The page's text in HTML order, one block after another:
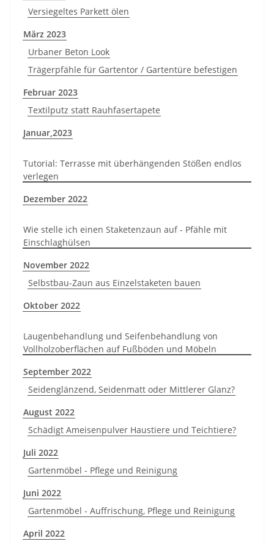
Versiegeltes Parkett ölen
März 2023
Urbaner Beton Look
Trägerpfähle für Gartentor / Gartentüre befestigen
Februar 2023
Textilputz statt Rauhfasertapete
Januar,2023
Tutorial: Terrasse mit überhängenden Stößen endlos
verlegen
Dezember 2022
Wie stelle ich einen Staketenzaun auf - Pfähle mit
Einschlaghülsen
November 2022
Selbstbau-Zaun aus Einzelstaketen bauen
Oktober 2022
Laugenbehandlung und Seifenbehandlung von
Vollholzoberflächen auf Fußböden und Möbeln
September 2022
Seidenglänzend, Seidenmatt oder Mittlerer Glanz?
August 2022
Schädigt Ameisenpulver Haustiere und Teichtiere?
Juli 2022
Gartenmöbel - Pflege und Reinigung
Juni 2022
Gartenmöbel - Auffrischung, Pflege und Reinigung
April 2022